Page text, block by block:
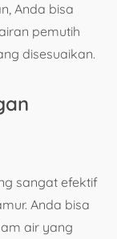
Anda bisa
pemutih
disesuaikan.
sangat efektif
Anda bisa
air yang